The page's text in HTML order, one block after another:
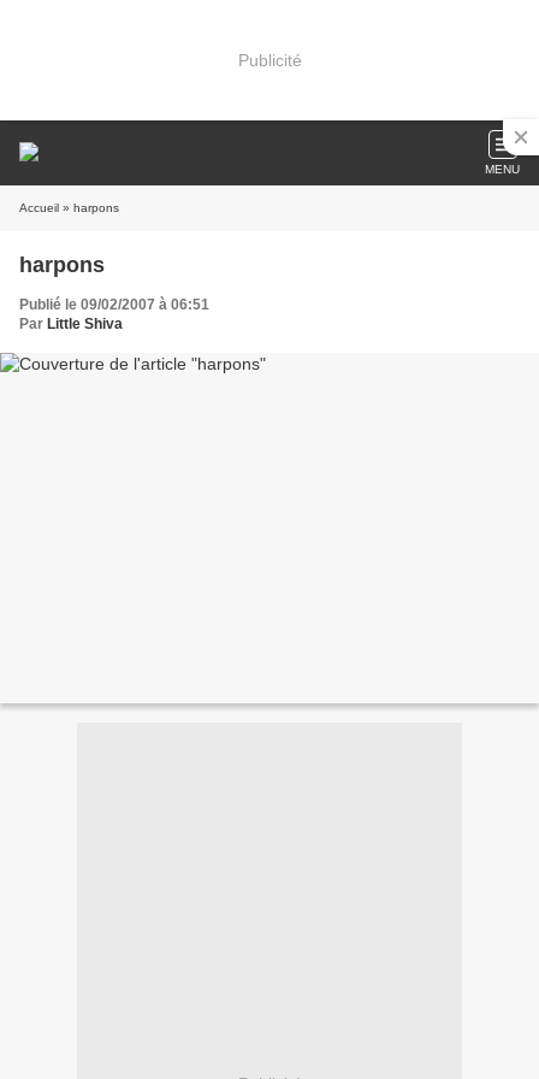
Publicité
MENU
Accueil » harpons
harpons
Publié le 09/02/2007 à 06:51
Par Little Shiva